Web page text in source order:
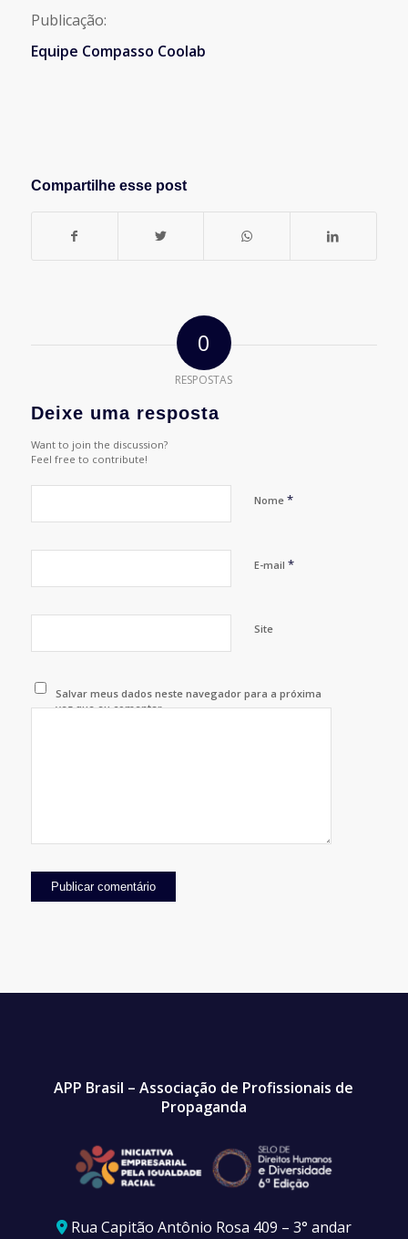
Publicação:
Equipe Compasso Coolab
Compartilhe esse post
0
RESPOSTAS
Deixe uma resposta
Want to join the discussion?
Feel free to contribute!
Nome *
E-mail *
Site
Salvar meus dados neste navegador para a próxima
vez que eu comentar.
APP Brasil – Associação de Profissionais de
Propaganda
Rua Capitão Antônio Rosa 409 – 3° andar